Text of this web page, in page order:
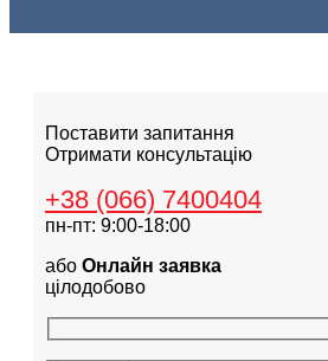
Поставити запитання
Отримати консультацію
+38 (066) 7400404
пн-пт: 9:00-18:00
або Онлайн заявка
цілодобово